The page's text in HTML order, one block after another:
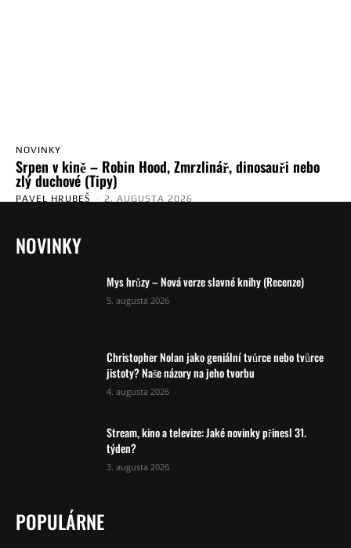
NOVINKY
Srpen v kině – Robin Hood, Zmrzlinář, dinosauři nebo
zlý duchové (Tipy)
PAVEL HRUBEŠ - 2. AUGUSTA 2026
NOVINKY
Mys hrůzy – Nová verze slavné knihy (Recenze)
5. augusta 2026
Christopher Nolan jako geniální tvůrce nebo tvůrce
jistoty? Naše názory na jeho tvorbu
4. augusta 2026
Stream, kino a televize: Jaké novinky přinesl 31.
týden?
3. augusta 2026
POPULÁRNE